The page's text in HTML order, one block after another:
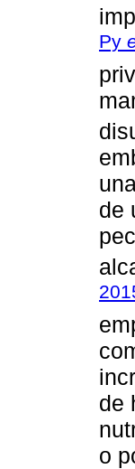
Py
de
de
o